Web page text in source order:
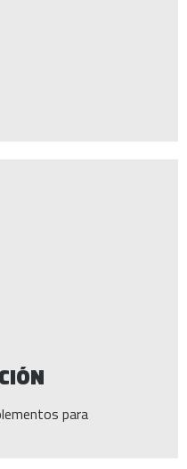
para